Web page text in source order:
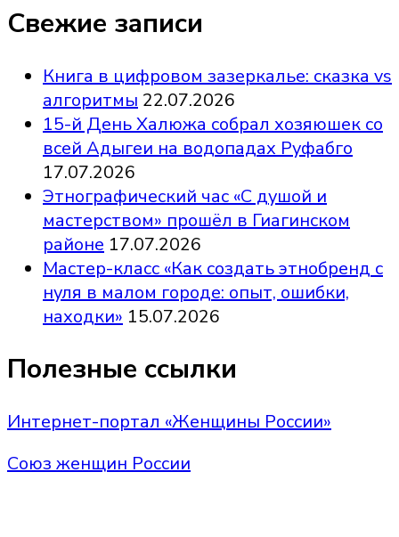
Свежие записи
Книга в цифровом зазеркалье: сказка vs
алгоритмы 22.07.2026
15-й День Халюжа собрал хозяюшек со
всей Адыгеи на водопадах Руфабго
17.07.2026
Этнографический час «С душой и
мастерством» прошёл в Гиагинском
районе 17.07.2026
Мастер-класс «Как создать этнобренд с
нуля в малом городе: опыт, ошибки,
находки» 15.07.2026
Полезные ссылки
Интернет-портал «Женщины России»
Союз женщин России